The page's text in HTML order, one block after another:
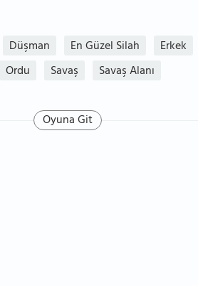
Düşman En Güzel Silah
Erkek
Ordu Savaş
Savaş Alanı
Oyuna Git